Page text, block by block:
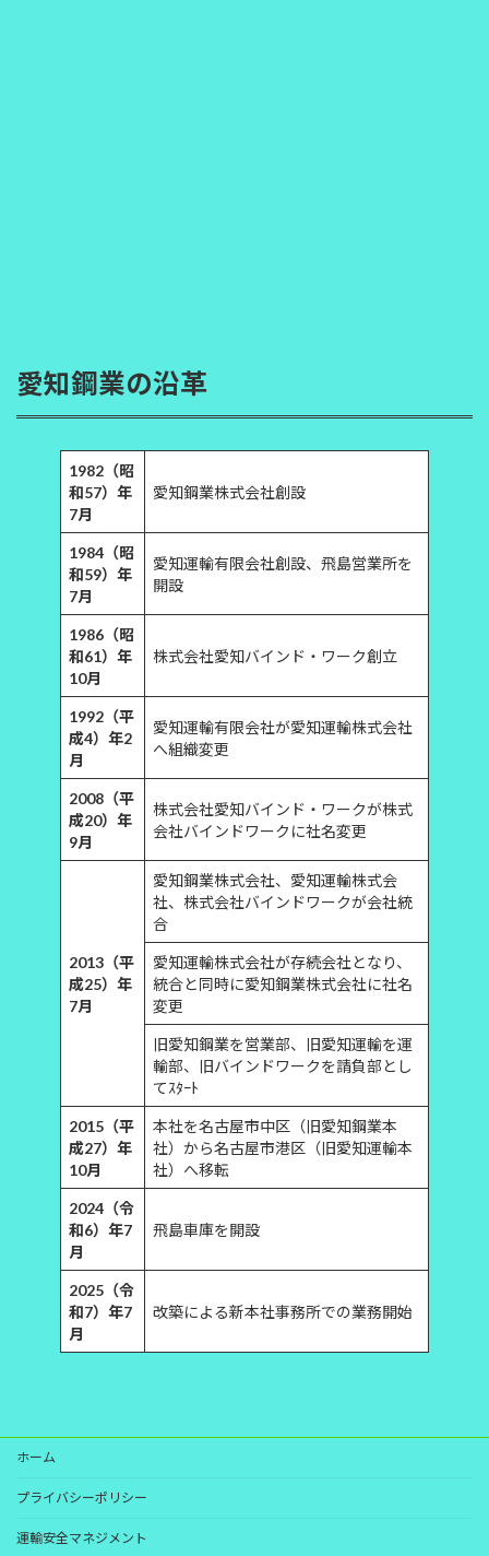
愛知鋼業の沿革
1982（昭
和57）年
7月
愛知鋼業株式会社創設
1984（昭
和59）年
7月
愛知運輸有限会社創設、飛島営業所を
開設
1986（昭
和61）年
10月
株式会社愛知バインド・ワーク創立
1992（平
成4）年2
月
愛知運輸有限会社が愛知運輸株式会社
へ組織変更
2008（平
成20）年
9月
株式会社愛知バインド・ワークが株式
会社バインドワークに社名変更
2013（平
成25）年
7月
愛知鋼業株式会社、愛知運輸株式会
社、株式会社バインドワークが会社統
合
愛知運輸株式会社が存続会社となり、
統合と同時に愛知鋼業株式会社に社名
変更
旧愛知鋼業を営業部、旧愛知運輸を運
輸部、旧バインドワークを請負部とし
てｽﾀｰﾄ
2015（平
成27）年
10月
本社を名古屋市中区（旧愛知鋼業本
社）から名古屋市港区（旧愛知運輸本
社）へ移転
2024（令
和6）年7
月
飛島車庫を開設
2025（令
和7）年7
月
改築による新本社事務所での業務開始
ホーム
プライバシーポリシー
運輸安全マネジメント